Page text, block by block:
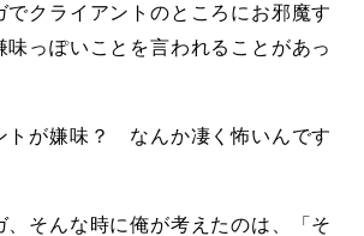
でクライアントのところにお邪魔す
味っぽいことを言われることがあっ
トが嫌味？ なんか凄く怖いんです
、そんな時に俺が考えたのは、「そ